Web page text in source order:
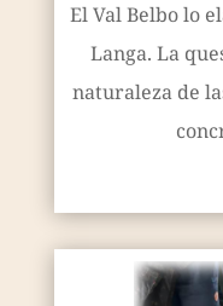
El Val Belbo lo
Langa. La
naturaleza de